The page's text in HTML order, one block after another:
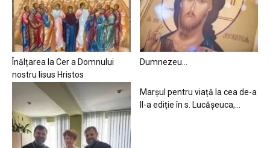
Înălțarea la Cer a Domnului
nostru Iisus Hristos
Dumnezeu…
Marșul pentru viață la cea de-a
II-a ediție în s. Lucășeuca,...